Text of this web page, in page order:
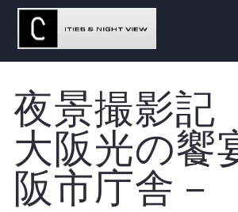
夜景撮影
大阪光の
阪市庁舎－